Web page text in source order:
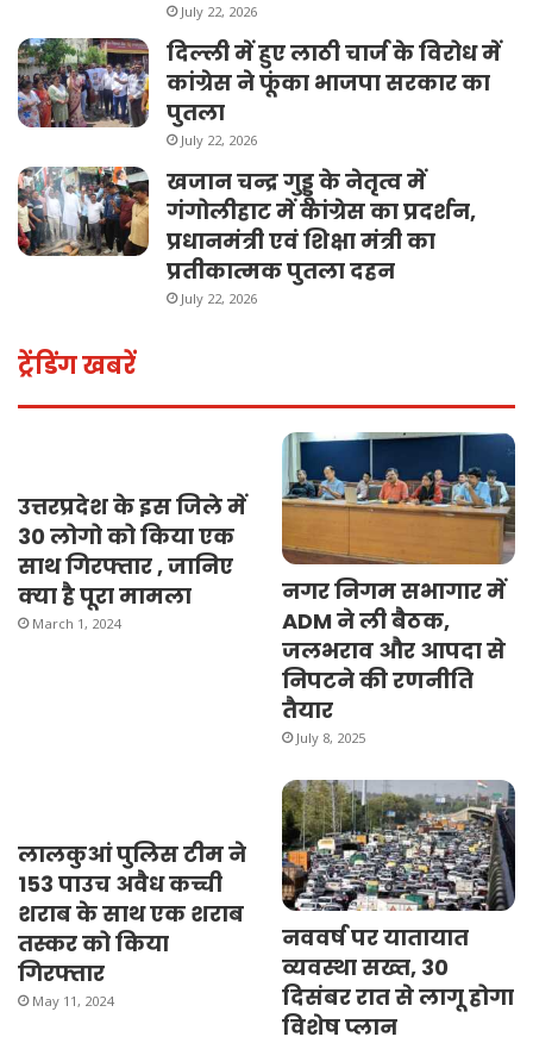
July 22, 2026
दिल्ली में हुए लाठी चार्ज के विरोध में
कांग्रेस ने फूंका भाजपा सरकार का
पुतला
July 22, 2026
खजान चन्द्र गुड्डू के नेतृत्व में
गंगोलीहाट में कांग्रेस का प्रदर्शन,
प्रधानमंत्री एवं शिक्षा मंत्री का
प्रतीकात्मक पुतला दहन
July 22, 2026
ट्रेंडिंग खबरें
उत्तरप्रदेश के इस जिले में
30 लोगो को किया एक
साथ गिरफ्तार , जानिए
क्या है पूरा मामला
March 1, 2024
नगर निगम सभागार में
ADM ने ली बैठक,
जलभराव और आपदा से
निपटने की रणनीति
तैयार
July 8, 2025
लालकुआं पुलिस टीम ने
153 पाउच अवैध कच्ची
शराब के साथ एक शराब
तस्कर को किया
गिरफ्तार
May 11, 2024
नववर्ष पर यातायात
व्यवस्था सख्त, 30
दिसंबर रात से लागू होगा
विशेष प्लान